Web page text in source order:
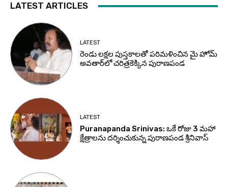
LATEST ARTICLES
LATEST
రెండు లక్షల పుస్తకాలతో పరిమళించిన మై హోమ్
అవతార్‌లో చరిత్రకెక్కిన పురాణపండ
LATEST
Puranapanda Srinivas: ఒకే రోజు 3 మహా
క్షేత్రాలను దర్శించుకున్న పురాణపండ శ్రీనివాస్